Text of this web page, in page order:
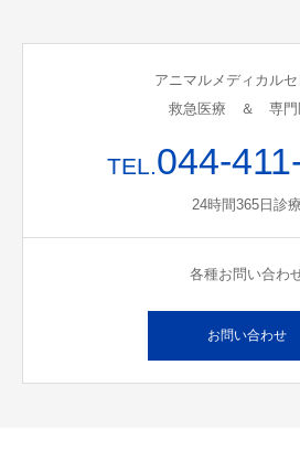
アニマルメディカル
救急医療 ＆ 専門
TEL.044-
24時間365日診療
各種お問い合わ
お問い合わせ